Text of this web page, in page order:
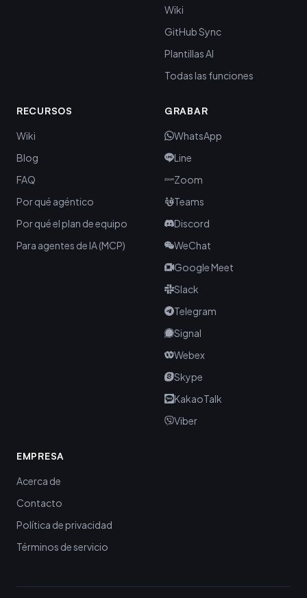
Wiki
GitHub Sync
Plantillas AI
Todas las funciones
RECURSOS
Wiki
Blog
FAQ
Por qué agéntico
Por qué el plan de equipo
Para agentes de IA (MCP)
GRABAR
WhatsApp
Line
Zoom
Teams
Discord
WeChat
Google Meet
Slack
Telegram
Signal
Webex
Skype
KakaoTalk
Viber
EMPRESA
Acerca de
Contacto
Política de privacidad
Términos de servicio